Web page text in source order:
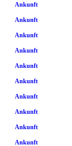
Ankunft
Ankunft
Ankunft
Ankunft
Ankunft
Ankunft
Ankunft
Ankunft
Ankunft
Ankunft